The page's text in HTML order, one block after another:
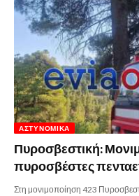
ΑΣΤΥΝΟΜΙΚΆ
Πυροσβεστική:
πυροσβέστες
Στη μονιμοποίηση 423